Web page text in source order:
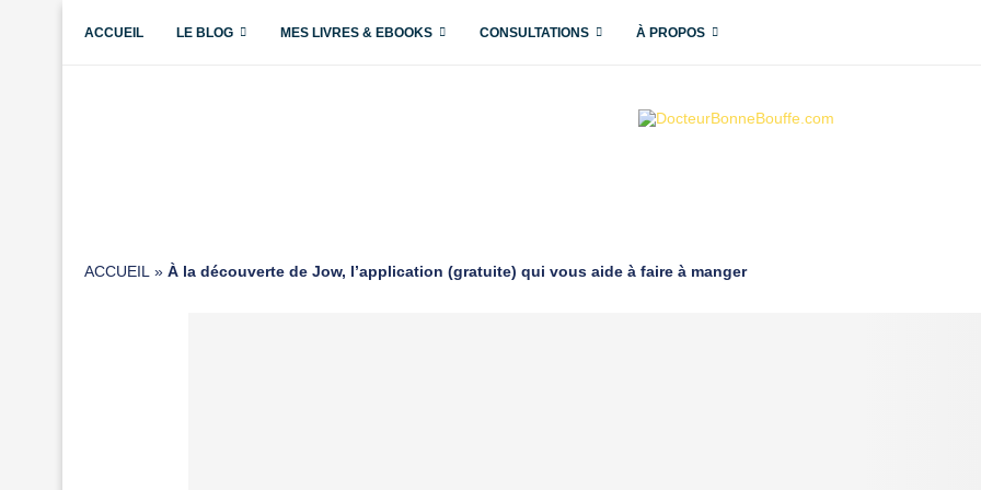
ACCUEIL LE BLOG MES LIVRES & EBOOKS CONSULTATIONS À PROPOS
ACCUEIL » À la découverte de Jow, l’application (gratuite) qui vous aide à faire à manger